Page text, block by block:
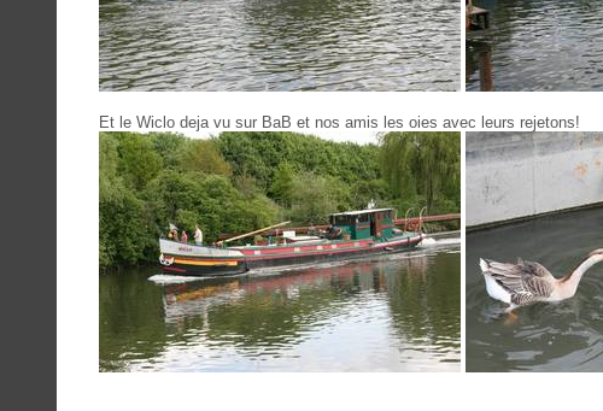
Et le Wiclo deja vu sur BaB et nos amis les oies avec leurs rejetons!